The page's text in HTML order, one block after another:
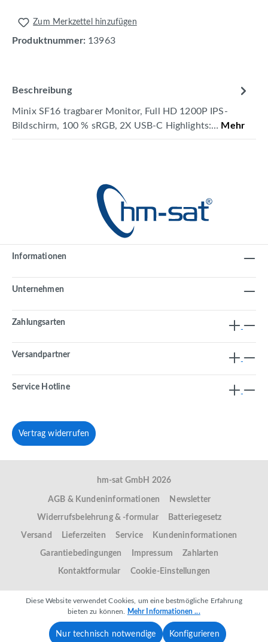
Zum Merkzettel hinzufügen
Produktnummer: 13963
Beschreibung
Minix SF16 tragbarer Monitor, Full HD 1200P IPS-
Bildschirm, 100 % sRGB, 2X USB-C Highlights:… Mehr
Informationen
Unternehmen
Zahlungsarten
Versandpartner
Service Hotline
Vertrag widerrufen
hm-sat GmbH 2026
AGB & Kundeninformationen Newsletter
Widerrufsbelehrung & -formular Batteriegesetz
Versand Lieferzeiten Service Kundeninformationen
Garantiebedingungen Impressum Zahlarten
Kontaktformular Cookie-Einstellungen
Diese Website verwendet Cookies, um eine bestmögliche Erfahrung
bieten zu können.
Mehr Informationen ...
Nur technisch notwendige Konfigurieren